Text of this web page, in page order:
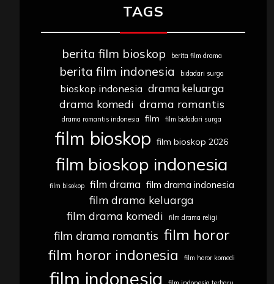
TAGS
berita film bioskop berita film drama
berita film indonesia bidadari surga
bioskop indonesia drama keluarga
drama komedi drama romantis
drama romantis indonesia film film bidadari surga
film bioskop film bioskop 2026
film bioskop indonesia
film bisokop film drama film drama indonesia
film drama keluarga
film drama komedi
film drama religi
film drama romantis film horor
film horor indonesia film horor komedi
film indonesia